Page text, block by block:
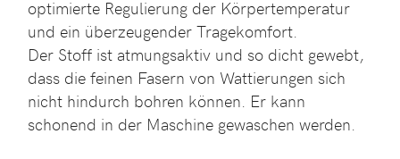
optimierte Regulierung der Körpertemperatur
und ein überzeugender Tragekomfort.
Der Stoff ist atmungsaktiv und so dicht gewebt,
dass die feinen Fasern von Wattierungen sich
nicht hindurch bohren können. Er kann
schonend in der Maschine gewaschen werden.